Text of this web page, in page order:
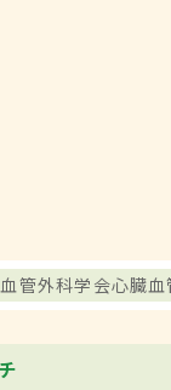
管外科学会心臓